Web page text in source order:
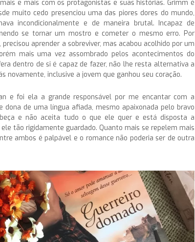
e mais com os protagonistas e suas histórias. Grimm é
muito cedo presenciou uma das piores dores do mundo,
incondicionalmente e de maneira brutal. Incapaz de
se tornar um mostro e cometer o mesmo erro. Por
aprender a sobreviver, mas acabou acolhido por um
mais uma vez assombrado pelos acontecimentos do
dentro de si é capaz de fazer, não lhe resta alternativa a
novamente, inclusive a jovem que ganhou seu coração.
e foi ela a grande responsável por me encantar com a
dona de uma língua afiada, mesmo apaixonada pelo bravo
e não aceita tudo o que ele quer e está disposta a
tão rigidamente guardado. Quanto mais se repelem mais
ambos é palpável e o romance não poderia ser de outra